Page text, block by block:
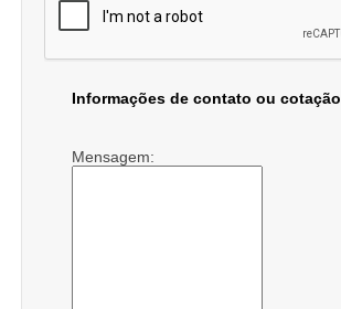
Informações de contato ou cotação
Mensagem: